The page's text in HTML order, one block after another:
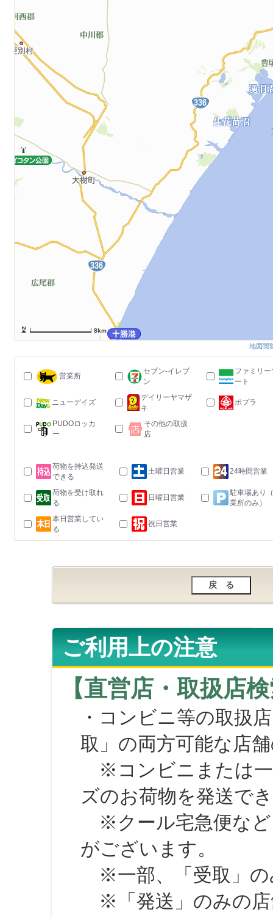
8km
地図閲
営業所
セブン-イレブ
ン
ファミリー
ート
ニューデイズ
デイリーヤマザ
キ
ポプラ
PUDOロッカ
ー
その他の取扱
店
荷物を持込発送
できる
土曜日営業 24時間営業
荷物を受け取れ
る
日曜日営業
駐車場あり
業所のみ）
本日営業してい
る
祝日営業
ご利用上の注意
【直営店・取扱店
・コンビニ等の取扱
取」の両方可能な店
※コンビニまたは一
ズのお荷物を発送で
※クール宅急便など
がございます。
※一部、「受取」の
※「発送」のみの店